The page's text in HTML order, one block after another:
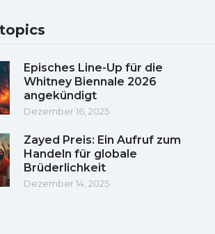
Episches Line-Up für die
Whitney Biennale 2026
angekündigt
Dezember 16, 2025
Zayed Preis: Ein Aufruf zum
Handeln für globale
Brüderlichkeit
Dezember 14, 2025